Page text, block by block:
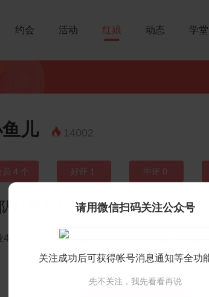
约会 活动 红娘 动态 学堂
儿  14002
员 4 个 好评 1 中评 0
红娘队长
4年，秉承诚心，耐心，细心，贴心的服务宗旨
请用微信扫码关注公众号
关注成功后可获得帐号消息通知等全功
先不关注，我先看看再说